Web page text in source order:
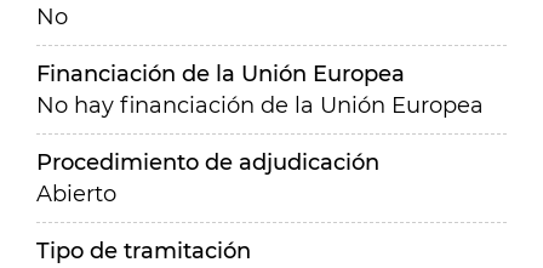
No
Financiación de la Unión Europea
No hay financiación de la Unión Europea
Procedimiento de adjudicación
Abierto
Tipo de tramitación